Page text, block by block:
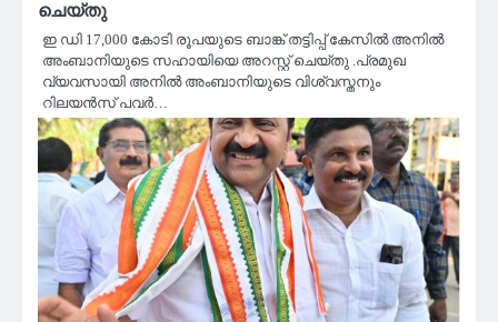
ചെയ്‌തു
ഇ ഡി 17,000 കോടി രൂപയുടെ ബാങ്ക് തട്ടിപ്പ് കേസില്‍ അനില്‍
അംബാനിയുടെ സഹായിയെ അറസ്റ്റ് ചെയ്‌തു .പ്രമുഖ
വ്യവസായി അനില്‍ അംബാനിയുടെ വിശ്വസ്തനും
റിലയന്‍സ് പവര്‍…